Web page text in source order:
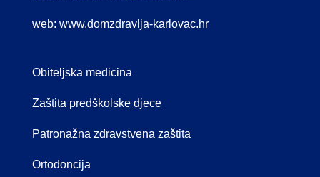
web: www.domzdravlja-karlovac.hr
Obiteljska medicina
Zaštita predškolske djece
Patronažna zdravstvena zaštita
Ortodoncija